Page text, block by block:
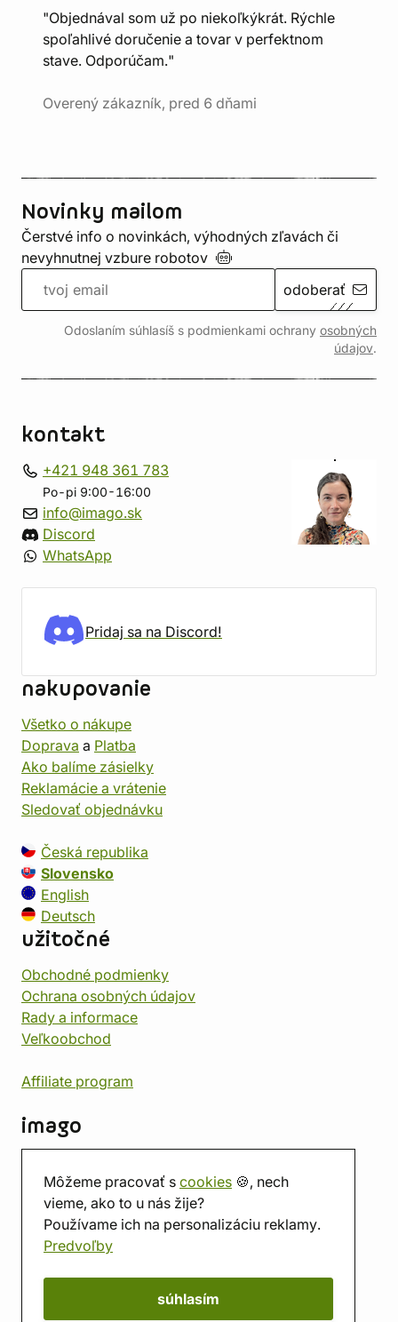
Môžeme pracovať s cookies 🍪, nech
vieme, ako to u nás žije?
Používame ich na personalizáciu reklamy.
Predvoľby
súhlasím
"Objednával som už po niekoľkýkrát. Rýchle
spoľahlivé doručenie a tovar v perfektnom
stave. Odporúčam."
Overený zákazník, pred 6 dňami
Novinky mailom
Čerstvé info o novinkách, výhodných zľavách či
nevyhnutnej vzbure robotov
odoberať
Odoslaním súhlasíš s podmienkami ochrany osobných
údajov.
kontakt
+421 948 361 783
Po-pi 9:00-16:00
info@imago.sk
Discord
WhatsApp
Pridaj sa na Discord!
nakupovanie
Všetko o nákupe
Doprava a Platba
Ako balíme zásielky
Reklamácie a vrátenie
Sledovať objednávku
Česká republika
Slovensko
English
Deutsch
užitočné
Obchodné podmienky
Ochrana osobných údajov
Rady a informace
Veľkoobchod
Affiliate program
imago
Predajňa
Herňa
O nás
Hodnotenie obchodu